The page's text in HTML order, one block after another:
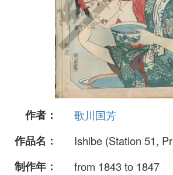
作者：
歌川国芳
作品名：
Ishibe (Station 51,
制作年：
from 1843 to 1847